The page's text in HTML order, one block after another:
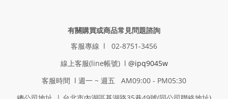
有關購買或商品常見問題諮詢
客服專線 l 02-8751-3456
線上客服(line帳號) l @ipq9045w
客服時間 l 週一 ~ 週五 AM09:00 - PM05:30